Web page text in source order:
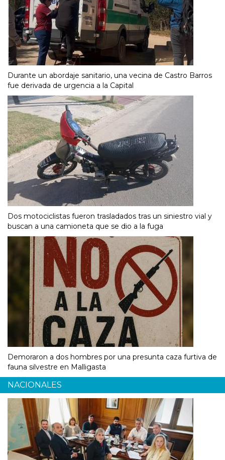
Durante un abordaje sanitario, una vecina de Castro Barros
fue derivada de urgencia a la Capital
Dos motociclistas fueron trasladados tras un siniestro vial y
buscan a una camioneta que se dio a la fuga
Demoraron a dos hombres por una presunta caza furtiva de
fauna silvestre en Malligasta
NACIONALES